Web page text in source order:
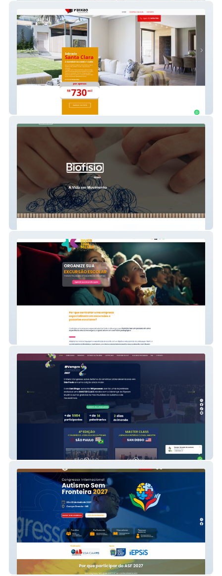
Divertidamente Eventos
Jornada do Autismo
Autismo Sem Fronteira